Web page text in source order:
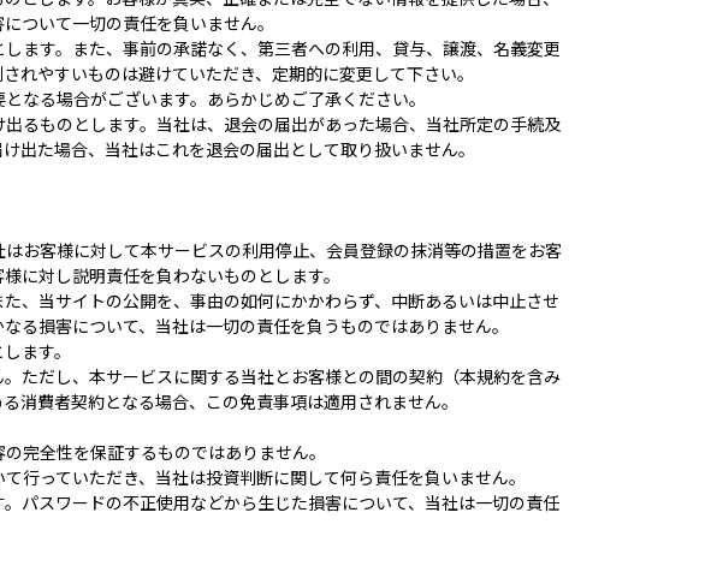
ついて一切の責任を負いません。
ます。また、事前の承諾なく、第三者への利用、貸与、譲渡、名義変更
やすいものは避けていただき、定期的に変更して下さい。
なる場合がございます。あらかじめご了承ください。
るものとします。当社は、退会の届出があった場合、当社所定の手続及
出た場合、当社はこれを退会の届出として取り扱いません。
お客様に対して本サービスの利用停止、会員登録の抹消等の措置をお客
に対し説明責任を負わないものとします。
、当サイトの公開を、事由の如何にかかわらず、中断あるいは中止させ
損害について、当社は一切の責任を負うものではありません。
ます。
ただし、本サービスに関する当社とお客様との間の契約（本規約を含み
消費者契約となる場合、この免責事項は適用されません。
完全性を保証するものではありません。
っていただき、当社は投資判断に関して何ら責任を負いません。
パスワードの不正使用などから生じた損害について、当社は一切の責任